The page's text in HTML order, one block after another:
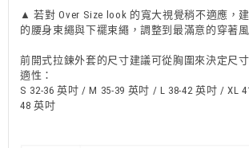
▲ 若對 Over Size look 的寬大視覺稍不適應，
的腰身束繩與下襬束繩，調整到最滿意的穿著風
前開式拉鍊外套的尺寸建議可從胸圍來決定尺
適性：
S 32-36 英吋 / M 35-39 英吋 / L 38-42 英吋 / XL
48 英吋